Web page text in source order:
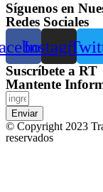
Síguenos en
Redes Sociales
Instagram
Suscríbete a RT
Mantente
Enviar
© Copyright 2023
reservados